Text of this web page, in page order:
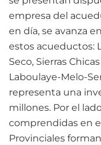
empresa del
en día, se avanza
estos acueductos:
Seco, Sierras
Laboulaye-Melo-
representa una
millones. Por el
comprendidas en
Provinciales